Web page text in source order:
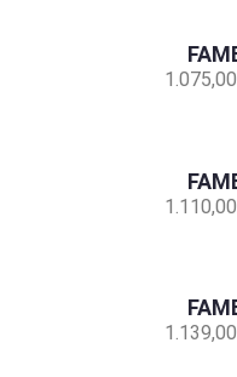
1.075,00
1.110,00
1.139,00